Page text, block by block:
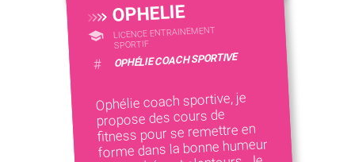
OPHELIE
LICENCE ENTRAINEMENT
SPORTIF
# OPHÉLIE COACH SPORTIVE
Ophélie coach sportive, je
propose des cours de
fitness pour se remettre en
forme dans la bonne humeur